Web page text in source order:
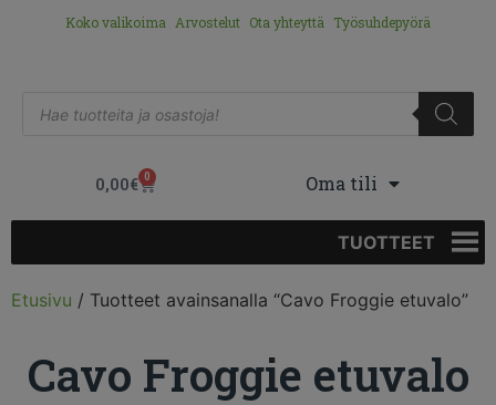
Koko valikoima Arvostelut Ota yhteyttä Työsuhdepyörä
0,00€ 0 Oma tili
TUOTTEET
Etusivu / Tuotteet avainsanalla “Cavo Froggie etuvalo”
Cavo Froggie etuvalo